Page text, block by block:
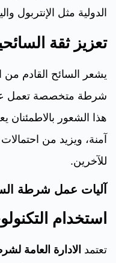
الدولية مثل الإنتربول
تعزيز ثقة
يشعر السائح القادم من
شرطة متخصصة تعمل
هذا الشعور
آمنة، ويزيد من
للآخرين.
آليات عمل شرطة
استخدام
تعتمد الادارة العامة